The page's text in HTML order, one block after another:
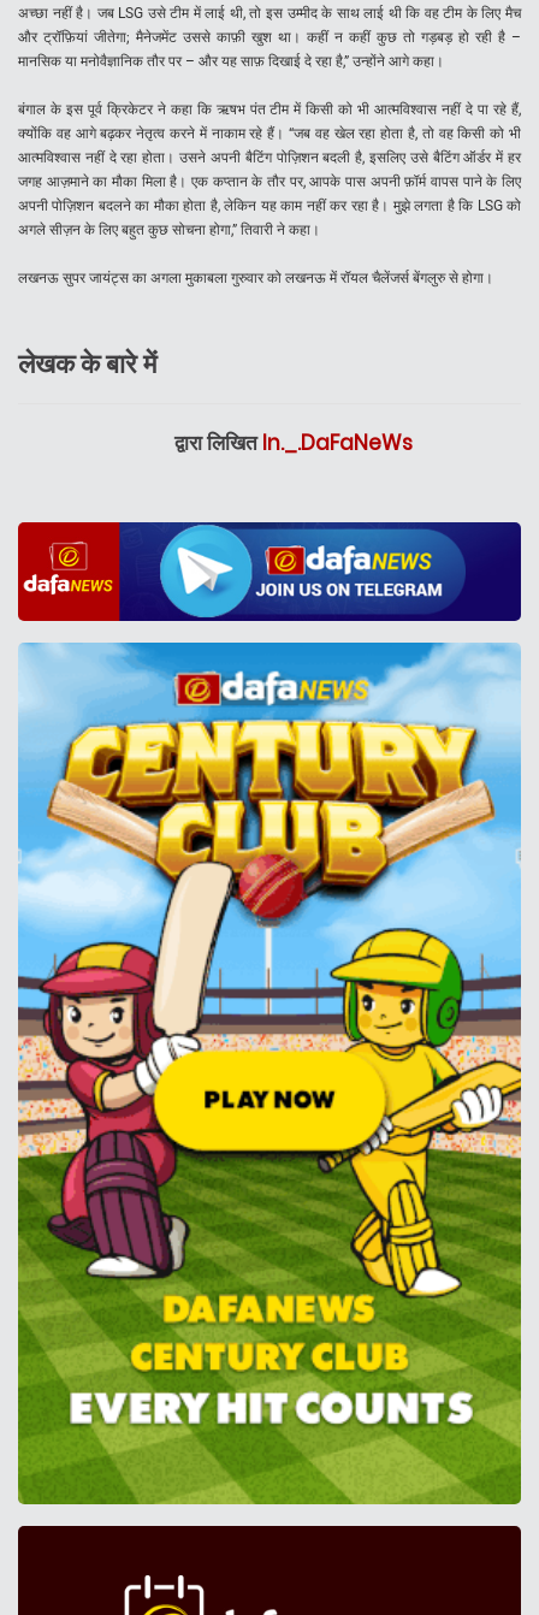
अच्छा नहीं है। जब LSG उसे टीम में लाई थी, तो इस उम्मीद के साथ लाई थी कि वह टीम के लिए मैच
और ट्रॉफ़ियां जीतेगा; मैनेजमेंट उससे काफ़ी खुश था। कहीं न कहीं कुछ तो गड़बड़ हो रही है –
मानसिक या मनोवैज्ञानिक तौर पर – और यह साफ़ दिखाई दे रहा है,” उन्होंने आगे कहा।
बंगाल के इस पूर्व क्रिकेटर ने कहा कि ऋषभ पंत टीम में किसी को भी आत्मविश्वास नहीं दे पा रहे हैं,
क्योंकि वह आगे बढ़कर नेतृत्व करने में नाकाम रहे हैं। “जब वह खेल रहा होता है, तो वह किसी को भी
आत्मविश्वास नहीं दे रहा होता। उसने अपनी बैटिंग पोज़िशन बदली है, इसलिए उसे बैटिंग ऑर्डर में हर
जगह आज़माने का मौका मिला है। एक कप्तान के तौर पर, आपके पास अपनी फ़ॉर्म वापस पाने के लिए
अपनी पोज़िशन बदलने का मौका होता है, लेकिन यह काम नहीं कर रहा है। मुझे लगता है कि LSG को
अगले सीज़न के लिए बहुत कुछ सोचना होगा,” तिवारी ने कहा।
लखनऊ सुपर जायंट्स का अगला मुकाबला गुरुवार को लखनऊ में रॉयल चैलेंजर्स बेंगलुरु से होगा।
लेखक के बारे में
द्वारा लिखितIn._.DaFaNeWs